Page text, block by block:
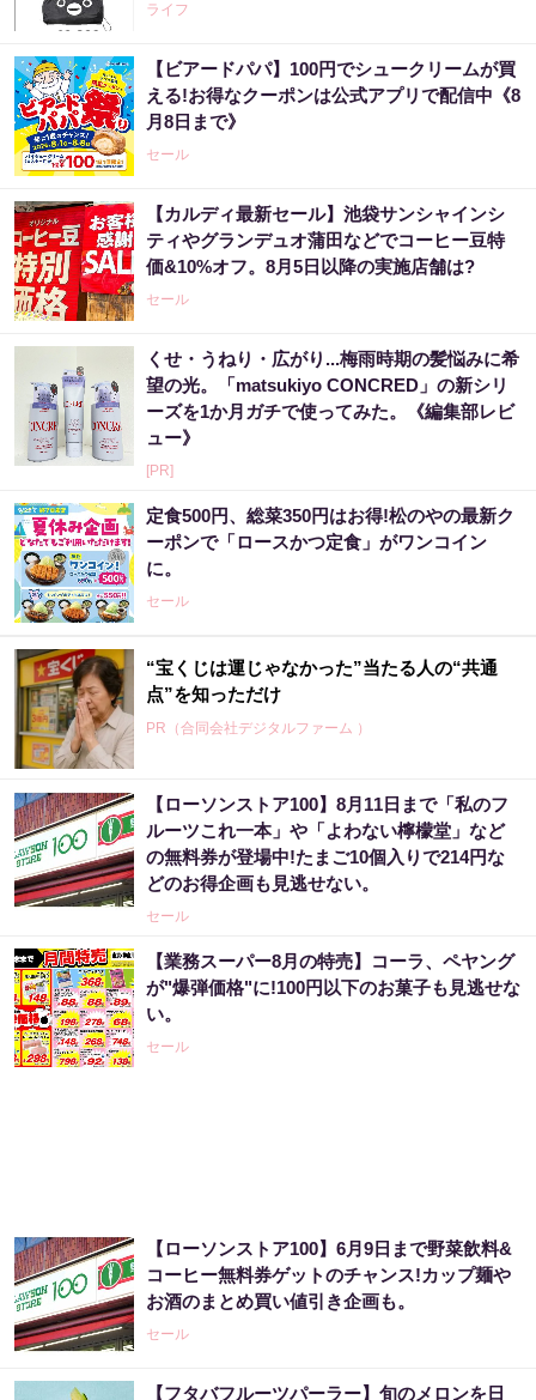
ライフ
【ビアードパパ】100円でシュークリームが買
える!お得なクーポンは公式アプリで配信中《8
月8日まで》
セール
【カルディ最新セール】池袋サンシャインシ
ティやグランデュオ蒲田などでコーヒー豆特
価&10%オフ。8月5日以降の実施店舗は?
セール
くせ・うねり・広がり...梅雨時期の髪悩みに希
望の光。「matsukiyo CONCRED」の新シリ
ーズを1か月ガチで使ってみた。《編集部レビ
ュー》
[PR]
定食500円、総菜350円はお得!松のやの最新ク
ーポンで「ロースかつ定食」がワンコイン
に。
セール
“宝くじは運じゃなかった”当たる人の“共通
点”を知っただけ
PR（合同会社デジタルファーム ）
【ローソンストア100】8月11日まで「私のフ
ルーツこれ一本」や「よわない檸檬堂」など
の無料券が登場中!たまご10個入りで214円な
どのお得企画も見逃せない。
セール
【業務スーパー8月の特売】コーラ、ペヤング
が"爆弾価格"に!100円以下のお菓子も見逃せな
い。
セール
【ローソンストア100】6月9日まで野菜飲料&
コーヒー無料券ゲットのチャンス!カップ麺や
お酒のまとめ買い値引き企画も。
セール
【フタバフルーツパーラー】旬のメロンを日